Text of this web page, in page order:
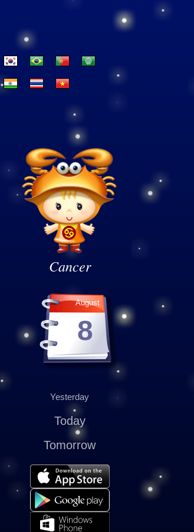
Cancer
August
8
Yesterday
Today
Tomorrow